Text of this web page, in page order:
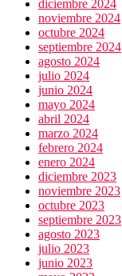
diciembre 2024
noviembre 2024
octubre 2024
septiembre 2024
agosto 2024
julio 2024
junio 2024
mayo 2024
abril 2024
marzo 2024
febrero 2024
enero 2024
diciembre 2023
noviembre 2023
octubre 2023
septiembre 2023
agosto 2023
julio 2023
junio 2023